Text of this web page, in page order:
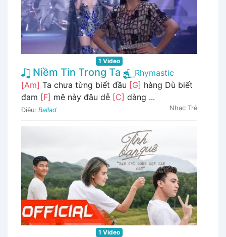
1 Video
Niềm Tin Trong Ta
Rhymastic
[Am] Ta chưa từng biết đầu [G] hàng Dù biết
đam [F] mê này đâu dễ [C] dàng ...
Điệu: Ballad Nhạc Trẻ
1 Video